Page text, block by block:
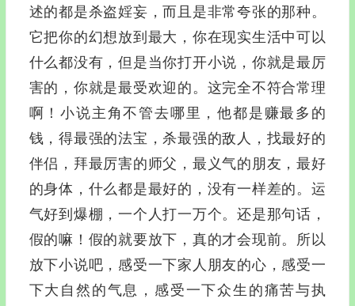
述的都是杀盗婬妄，而且是非常夸张的那种。
它把你的幻想放到最大，你在现实生活中可以
什么都没有，但是当你打开小说，你就是最厉
害的，你就是最受欢迎的。这完全不符合常理
啊！小说主角不管去哪里，他都是赚最多的
钱，得最强的法宝，杀最强的敌人，找最好的
伴侣，拜最厉害的师父，最义气的朋友，最好
的身体，什么都是最好的，没有一样差的。运
气好到爆棚，一个人打一万个。还是那句话，
假的嘛！假的就要放下，真的才会现前。所以
放下小说吧，感受一下家人朋友的心，感受一
下大自然的气息，感受一下众生的痛苦与执